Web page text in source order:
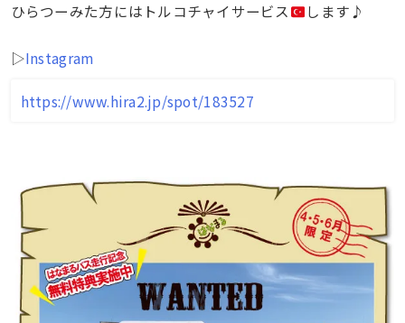
ひらつーみた方にはトルコチャイサービス
します♪
▷Instagram
https://www.hira2.jp/spot/183527